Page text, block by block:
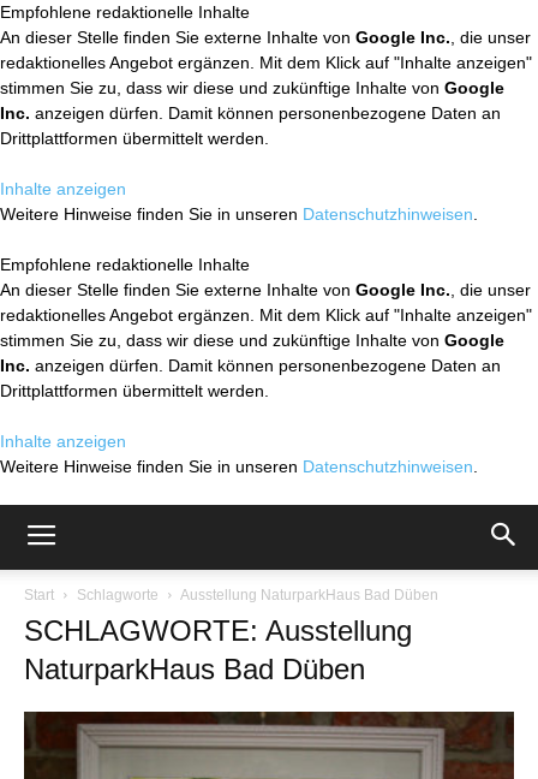
Empfohlene redaktionelle Inhalte
An dieser Stelle finden Sie externe Inhalte von Google Inc. , die unser
redaktionelles Angebot ergänzen. Mit dem Klick auf "Inhalte anzeigen"
stimmen Sie zu, dass wir diese und zukünftige Inhalte von Google
Inc. anzeigen dürfen. Damit können personenbezogene Daten an
Drittplattformen übermittelt werden.
Inhalte anzeigen
Weitere Hinweise finden Sie in unseren Datenschutzhinweisen
Empfohlene redaktionelle Inhalte
An dieser Stelle finden Sie externe Inhalte von Google Inc. , die unser
redaktionelles Angebot ergänzen. Mit dem Klick auf "Inhalte anzeigen"
stimmen Sie zu, dass wir diese und zukünftige Inhalte von Google
Inc. anzeigen dürfen. Damit können personenbezogene Daten an
Drittplattformen übermittelt werden.
Inhalte anzeigen
Weitere Hinweise finden Sie in unseren Datenschutzhinweisen
Start Schlagworte Ausstellung NaturparkHaus Bad Düben
SCHLAGWORTE: Ausstellung
NaturparkHaus Bad Düben